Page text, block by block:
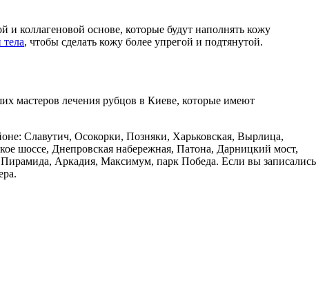
коллагеновой основе, которые будут наполнять кожу
, чтобы сделать кожу более упрегой и подтянутой.
мастеров лечения рубцов в Киеве, которые имеют
Славутич, Осокорки, Позняки, Харьковская, Вырлица,
шоссе, Днепровская набережная, Патона, Дарницкий мост,
Аркадия, Максимум, парк Победа. Если вы записались